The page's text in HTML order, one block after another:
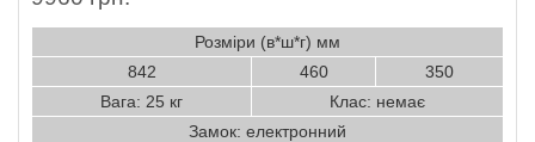
Розміри (в*ш*г) мм
842
460
350
Вага: 25 кг
Клас: немає
Замок: електронний